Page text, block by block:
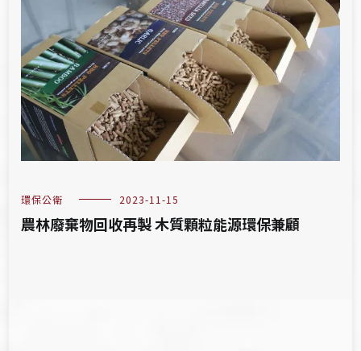
環保公衛 2023-11-15
農林廢棄物回收再製 木質顆粒能源環保兼顧